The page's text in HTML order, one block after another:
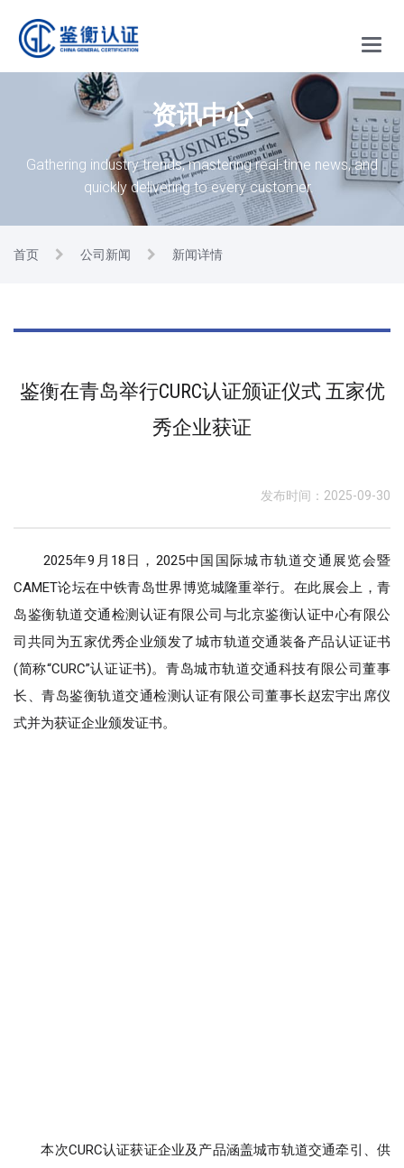
Main
Menu
资讯中心
Gathering industry trends, mastering real-time news, and
quickly delivering to every customer.
首页 公司新闻 新闻详情
鉴衡在青岛举行CURC认证颁证仪式 五家优
秀企业获证
发布时间：2025-09-30
2025年9月18日，2025中国国际城市轨道交通展览会暨
CAMET论坛在中铁青岛世界博览城隆重举行。在此展会上，青
岛鉴衡轨道交通检测认证有限公司与北京鉴衡认证中心有限公
司共同为五家优秀企业颁发了城市轨道交通装备产品认证证书
(简称“CURC”认证证书)。青岛城市轨道交通科技有限公司董事
长、青岛鉴衡轨道交通检测认证有限公司董事长赵宏宇出席仪
式并为获证企业颁发证书。
本次CURC认证获证企业及产品涵盖城市轨道交通牵引、供